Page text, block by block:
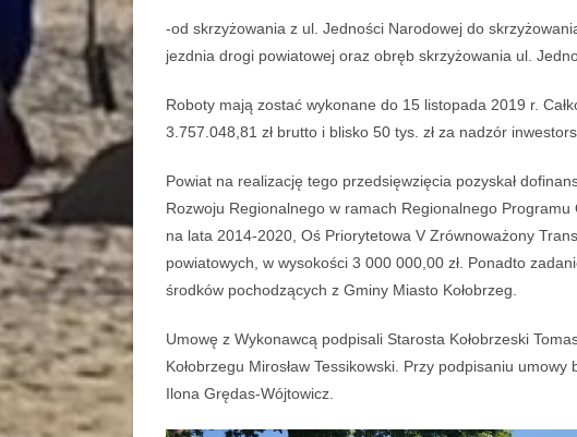
-od skrzyżowania z ul. Jedności Narodowej do
jezdnia drogi powiatowej oraz obręb skrzyżowania ul.
Roboty mają zostać wykonane do 15 listopada 2019 r.
3.757.048,81 zł brutto i blisko 50 tys. zł za nadzór
Powiat na realizację tego przedsięwzięcia pozyskał
Rozwoju Regionalnego w ramach Regionalnego
na lata 2014-2020, Oś Priorytetowa V Zrównoważony
powiatowych, w wysokości 3 000 000,00 zł. Ponadto
środków pochodzących z Gminy Miasto Kołobrzeg.
Umowę z Wykonawcą podpisali Starosta Kołobrzeski
Kołobrzegu Mirosław Tessikowski. Przy podpisaniu
Ilona Grędas-Wójtowicz.